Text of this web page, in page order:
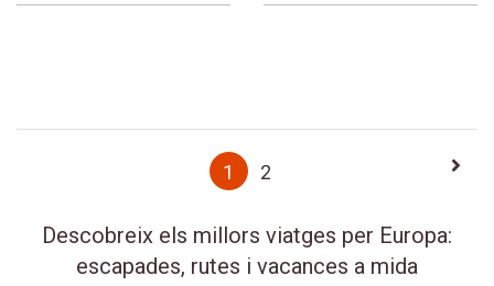
Descobreix els millors viatges per Europa:
escapades, rutes i vacances a mida
Pàgina
1 Page
2